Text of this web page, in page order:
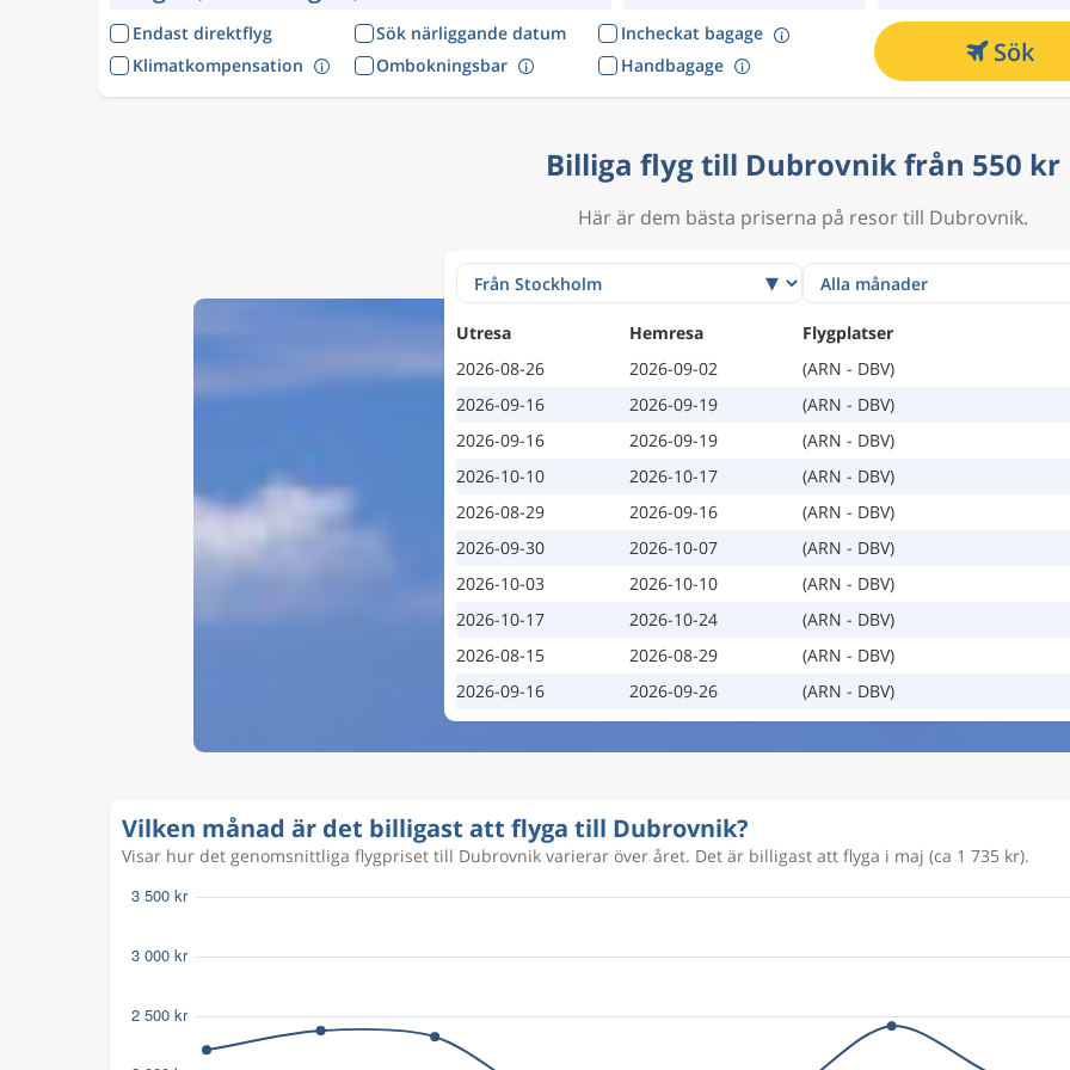
Endast direktflyg Sök närliggande datum
Incheckat bagage
Klimatkompensation
Ombokningsbar Handbagage Sök
Billiga flyg till Dubrovnik från 550 kr
Här är dem bästa priserna på resor till Dubrovnik.
Utresa Hemresa
Flygplatser
2026-08-26
2026-09-02
(ARN - DBV)
2026-09-16
2026-09-19
(ARN - DBV)
2026-09-16
2026-09-19
(ARN - DBV)
2026-10-10
2026-10-17
(ARN - DBV)
2026-08-29
2026-09-16
(ARN - DBV)
2026-09-30
2026-10-07
(ARN - DBV)
2026-10-03
2026-10-10
(ARN - DBV)
2026-10-17
2026-10-24
(ARN - DBV)
2026-08-15
2026-08-29
(ARN - DBV)
2026-09-16
2026-09-26 (ARN - DBV)
Vilken månad är det billigast att flyga till Dubrovnik?
Visar hur det genomsnittliga flygpriset till Dubrovnik varierar över året. Det är billigast att flyga i maj (ca 1 735 kr).